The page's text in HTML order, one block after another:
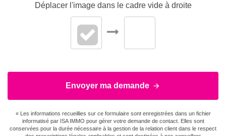
Déplacer l'image dans le cadre vide à droite
Envoyer ma demande
« Les informations recueillies sur ce formulaire sont enregistrées dans un fichier
informatisé par ISA IMMO pour gérer votre demande de contact. Elles sont
conservées pour la durée nécessaire à la gestion de la relation client dans le respect